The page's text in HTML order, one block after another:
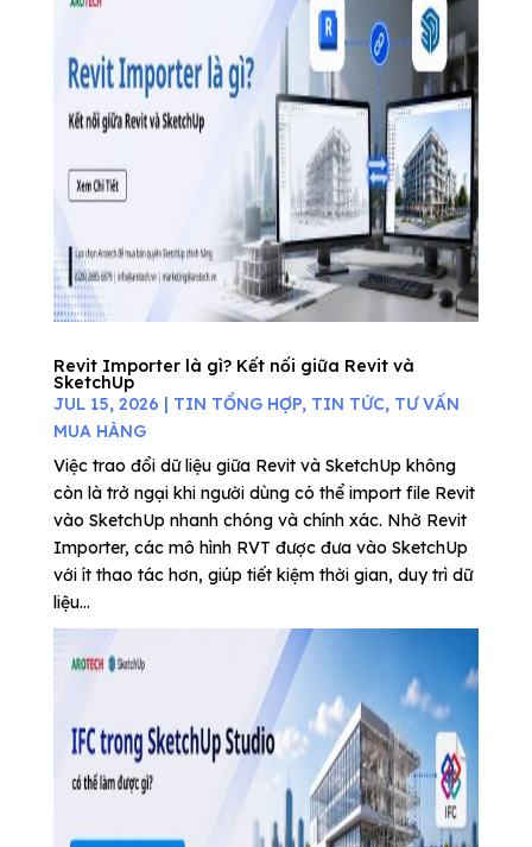
Revit Importer là gì? Kết nối giữa Revit và
SketchUp
JUL 15, 2026 | TIN TỔNG HỢP, TIN TỨC, TƯ VẤN
MUA HÀNG
Việc trao đổi dữ liệu giữa Revit và SketchUp không
còn là trở ngại khi người dùng có thể import file Revit
vào SketchUp nhanh chóng và chính xác. Nhờ Revit
Importer, các mô hình RVT được đưa vào SketchUp
với ít thao tác hơn, giúp tiết kiệm thời gian, duy trì dữ
liệu...